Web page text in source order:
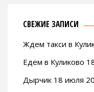
СВЕЖИЕ ЗАПИСИ
Ждем такси в
Едем в Куликово
Дырчик 18 июля